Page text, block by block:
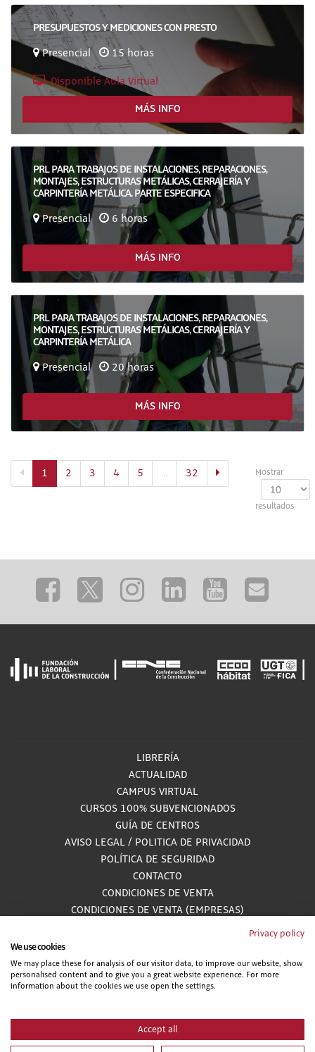
PRESUPUESTOS Y MEDICIONES CON PRESTO
Presencial 15 horas
Disponible Aula Virtual
MÁS INFO
PRL PARA TRABAJOS DE INSTALACIONES, REPARACIONES,
MONTAJES, ESTRUCTURAS METÁLICAS, CERRAJERÍA Y
CARPINTERÍA METÁLICA. PARTE ESPECIFICA
Presencial 6 horas
MÁS INFO
PRL PARA TRABAJOS DE INSTALACIONES, REPARACIONES,
MONTAJES, ESTRUCTURAS METÁLICAS, CERRAJERÍA Y
CARPINTERÍA METÁLICA
Presencial 20 horas
MÁS INFO
Mostrar
resultados
1 (actual)
2 3 4 5 … 32
LIBRERÍA
ACTUALIDAD
CAMPUS VIRTUAL
CURSOS 100% SUBVENCIONADOS
GUÍA DE CENTROS
AVISO LEGAL / POLITICA DE PRIVACIDAD
POLÍTICA DE SEGURIDAD
CONTACTO
CONDICIONES DE VENTA
CONDICIONES DE VENTA (EMPRESAS)
ALCANCE GESTIÓN DE DOCUMENTACIÓN
900 81 33 55
Teléfono gratuito atendido por asesores especializados L-V 8:00 - 15:00
Privacy policy
We use cookies
We may place these for analysis of our visitor data, to improve our website, show
personalised content and to give you a great website experience. For more
information about the cookies we use open the settings.
Accept all